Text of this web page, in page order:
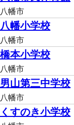
八幡市
八幡小学校
八幡市
橋本小学校
八幡市
男山第三中学校
八幡市
くすのき小学校